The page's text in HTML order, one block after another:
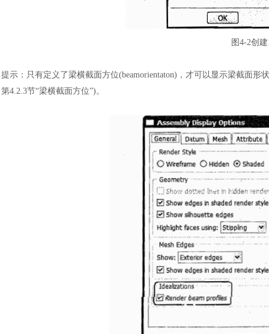
图 4-2创
提示 ： 只有定义了梁横截面方位(beamorientaton)，才可以显示梁截面形
第4.2.3节“梁横截面方位”)。